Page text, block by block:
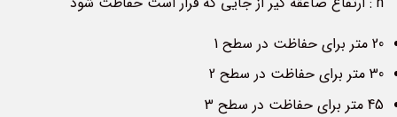
20 متر برای حفاظت در سطح 1
30 متر برای حفاظت در سطح 2
45 متر برای حفاظت در سطح 3